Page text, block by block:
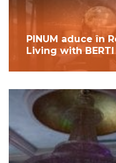
PINUM aduce în
Living with BERTI